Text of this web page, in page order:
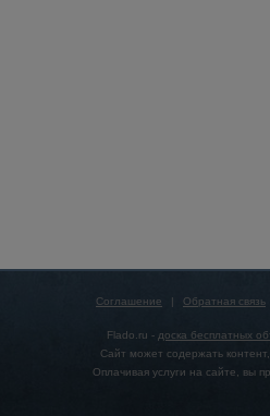
Соглашение | Обратная связь
Flado.ru - доска бесплатных
Сайт может содержать
Оплачивая услуги на сайте, вы